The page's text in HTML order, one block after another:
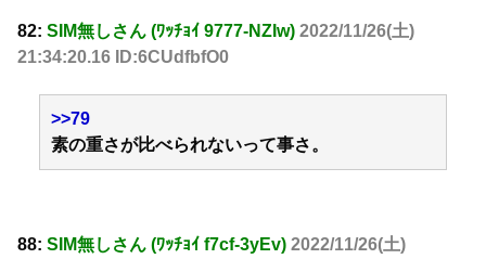
82: SIM無しさん (ﾜｯﾁｮｲ 9777-NZIw) 2022/11/26(土)
21:34:20.16 ID:6CUdfbfO0
>>79
素の重さが比べられないって事さ。
88: SIM無しさん (ﾜｯﾁｮｲ f7cf-3yEv) 2022/11/26(土)